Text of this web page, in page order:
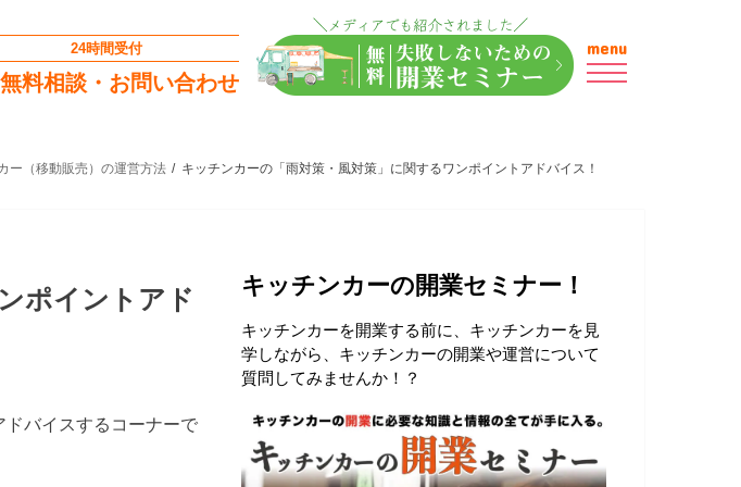
24時間受付
無料相談・お問い合わせ
menu
ー（移動販売）の運営方法 キッチンカーの「雨対策・風対策」に関するワンポイントアドバイス！
ポイントアド
バイスする コーナーで
キッチンカーの開業セミナー！
キッチンカーを開業する前に、キッチンカーを見
学しながら、キッチンカーの開業や運営について
質問してみませんか！？